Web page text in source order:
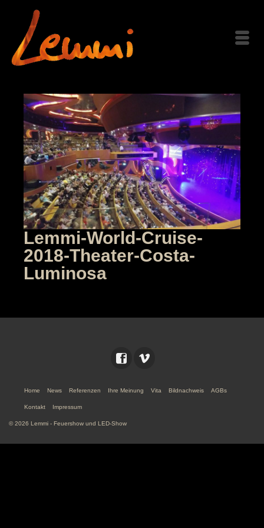
Lemmi-World-Cruise-
2018-Theater-Costa-
Luminosa
Home News Referenzen Ihre Meinung Vita Bildnachweis AGBs
Kontakt Impressum
© 2026 Lemmi - Feuershow und LED-Show